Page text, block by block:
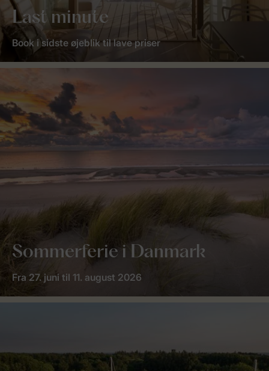
Last minute
Book i sidste øjeblik til lave priser
Sommerferie i Danmark
Fra 27. juni til 11. august 2026